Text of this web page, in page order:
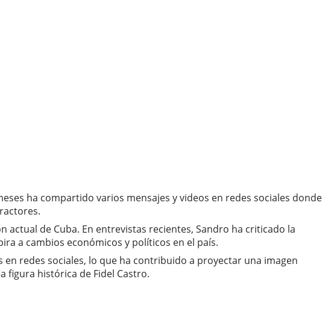
ha compartido varios mensajes y videos en redes sociales donde
de Cuba. En entrevistas recientes, Sandro ha criticado la
a cambios económicos y políticos en el país.
redes sociales, lo que ha contribuido a proyectar una imagen
figura histórica de Fidel Castro.